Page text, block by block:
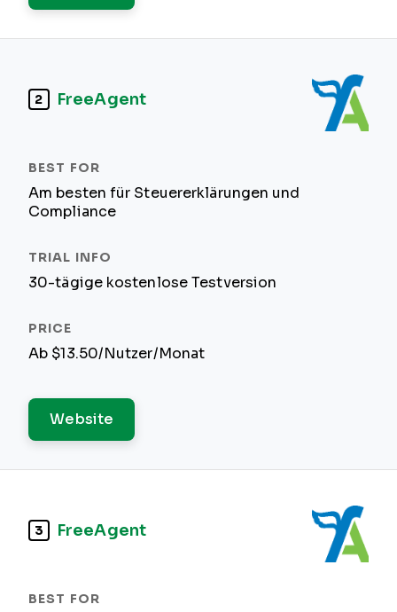
2 FreeAgent
Am besten für Steuererklärungen und
Compliance
30-tägige kostenlose Testversion
Ab $13.50/Nutzer/Monat
Website
3 FreeAgent